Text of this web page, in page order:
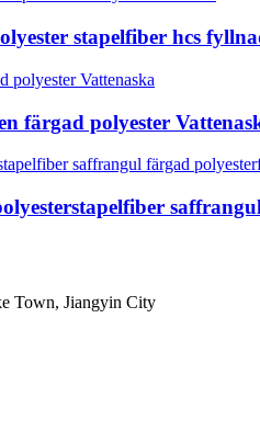
stapelfiber hcs
färgad polyester
Town, Jiangyin City